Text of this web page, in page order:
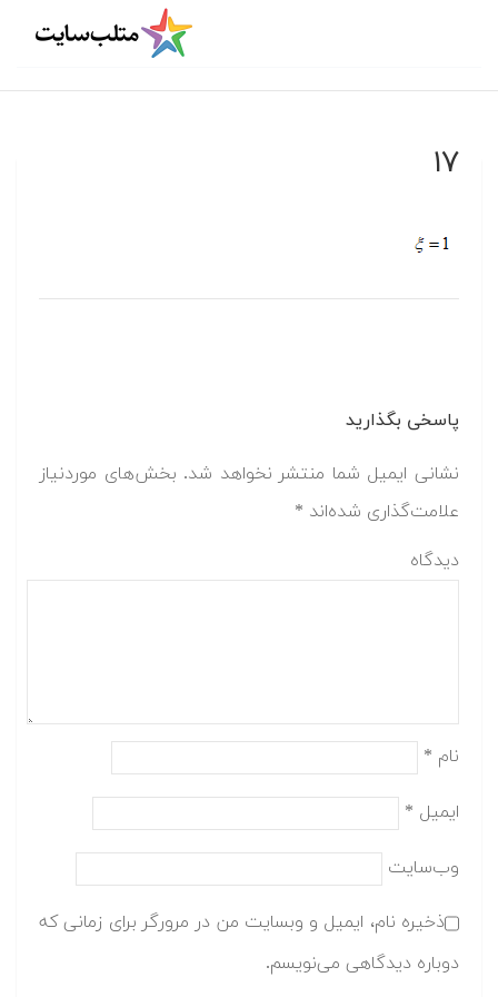
۱۷
پاسخی بگذارید
نشانی ایمیل شما منتشر نخواهد شد. بخش‌های موردنیاز
علامت‌گذاری شده‌اند *
دیدگاه
نام *
ایمیل *
وب‌سایت
ذخیره نام، ایمیل و وبسایت من در مرورگر برای زمانی که
دوباره دیدگاهی می‌نویسم.